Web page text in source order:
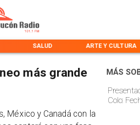
SALUD ARTE Y CULTURA
Colo:
MÁS
más grande
México y Canadá con la